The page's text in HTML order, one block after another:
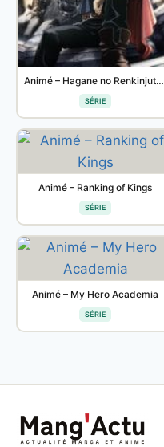
Animé – Hagane no Renkinjutsushi: FULLMETAL ALCHEMIST
SÉRIE
Animé – Ranking of Kings
SÉRIE
Animé – My Hero Academia
SÉRIE